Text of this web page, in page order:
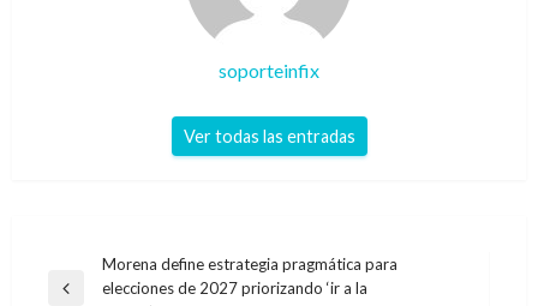
soporteinfix
Ver todas las entradas
Navegación
Entrada
Morena define estrategia pragmática para
elecciones de 2027 priorizando ‘ir a la